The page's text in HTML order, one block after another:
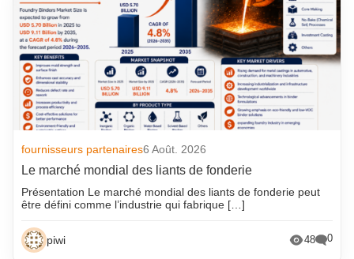
fournisseurs partenaires6 Août. 2026
Le marché mondial des liants de fonderie
Présentation Le marché mondial des liants de fonderie peut
être défini comme l’industrie qui fabrique […]
piwi 48 0